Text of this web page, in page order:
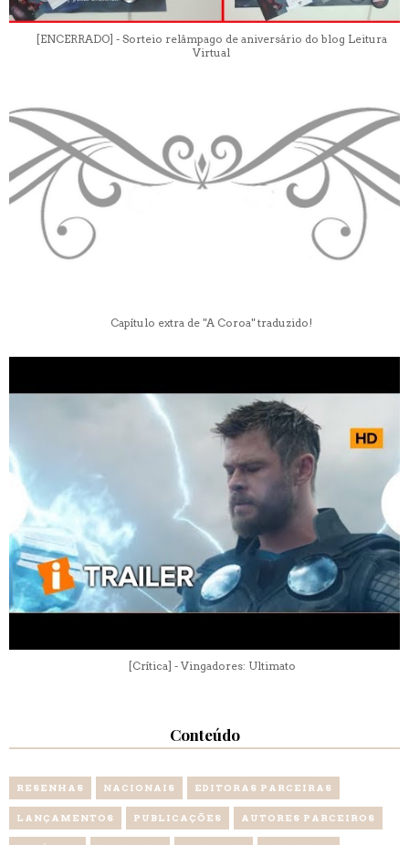
[ENCERRADO] - Sorteio relâmpago de aniversário do blog Leitura
Virtual
Capítulo extra de "A Coroa" traduzido!
[Crítica] - Vingadores: Ultimato
Conteúdo
RESENHAS NACIONAIS EDITORAS PARCEIRAS
LANÇAMENTOS PUBLICAÇÕES AUTORES PARCEIROS